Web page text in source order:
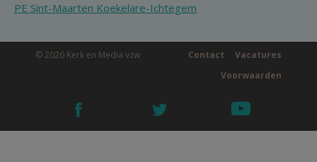
PE Sint-Maarten Koekelare-Ichtegem
© 2026 Kerk en Media vzw Vacatures
Contact
Voorwaarden